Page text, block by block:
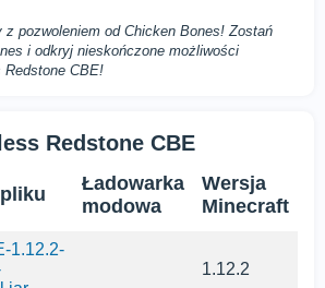
z pozwoleniem od Chicken Bones! Zostań
i odkryj nieskończone możliwości
Redstone CBE!
Redstone CBE
Ładowarka
modowa
Wersja
Minecraft
1.12.2-
1.12.2